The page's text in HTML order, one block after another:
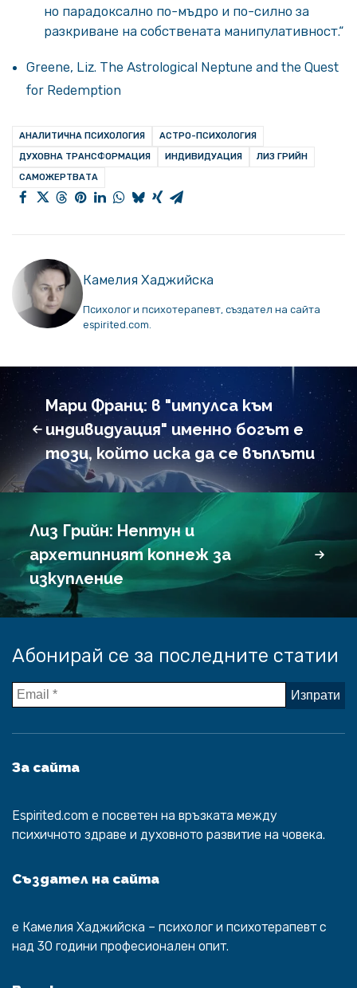
но парадоксално по-мъдро и по-силно за
разкриване на собствената манипулативност.“
Greene, Liz. The Astrological Neptune and the Quest
for Redemption
АНАЛИТИЧНА ПСИХОЛОГИЯ
АСТРО-ПСИХОЛОГИЯ
ДУХОВНА ТРАНСФОРМАЦИЯ
ИНДИВИДУАЦИЯ
ЛИЗ ГРИЙН
САМОЖЕРТВАТА
Камелия Хаджийска
Психолог и психотерапевт, създател на сайта
espirited.com.
Мари Франц: в "импулса към
индивидуация" именно богът е
този, който иска да се въплъти
Лиз Грийн: Нептун и
архетипният копнеж за
изкупление
Абонирай се за последните статии
За сайта
Espirited.com e посветен на връзката между
психичното здраве и духовното развитие на човека.
Създател на сайта
е Камелия Хаджийска – психолог и психотерапевт с
над 30 години професионален опит.